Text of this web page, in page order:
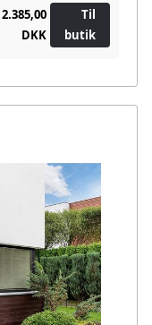
2.385,00
DKK
Til
butik